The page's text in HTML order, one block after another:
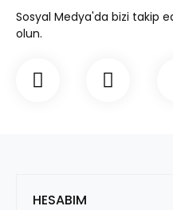
Sosyal Medya'da bizi takip
olun.
HESABIM